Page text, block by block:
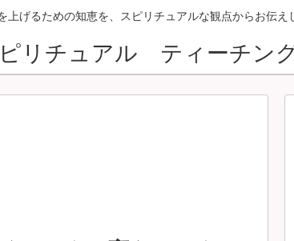
上げるための知恵を、スピリチュアルな観点からお伝え
リチュアル ティーチン